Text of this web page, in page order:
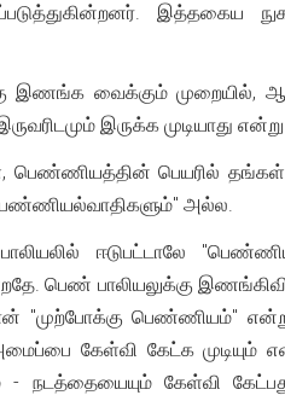
இத்தகைய
இணங்க வைக்கும் முறையில்,
இருக்க முடியாது
பெண்ணியத்தின் பெயரில்
அல்ல.
ஈடுபட்டாலே
பெண் பாலியலுக்கு
"முற்போக்கு பெண்ணியம்" என்று
கேள்வி கேட்க முடியும்
- நடத்தையையும் கேள்வி